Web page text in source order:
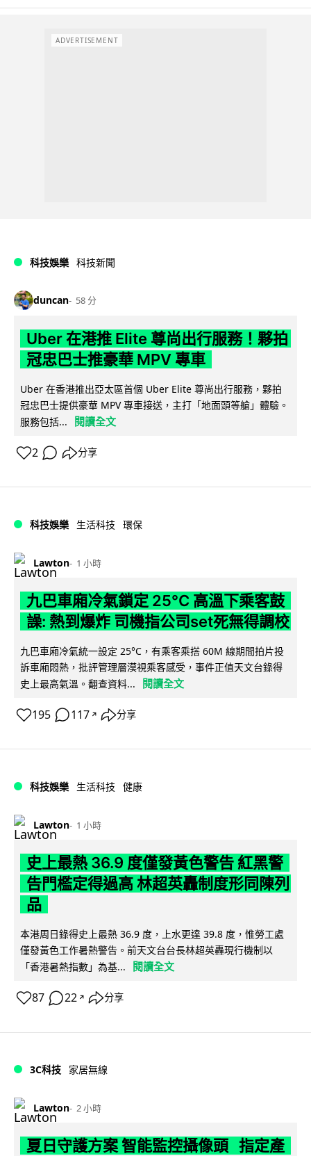
ADVERTISEMENT
科技娛樂 科技新聞
duncan 58 分
Uber 在港推 Elite 尊尚出行服務！夥拍
冠忠巴士推豪華 MPV 專車
Uber 在香港推出亞太區首個 Uber Elite 尊尚出行服務，夥拍
冠忠巴士提供豪華 MPV 專車接送，主打「地面頭等艙」體驗。
服務包括...
閱讀全文
2 分享
科技娛樂 生活科技 環保
Lawton 1 小時
九巴車廂冷氣鎖定 25°C 高溫下乘客鼓
譟: 熱到爆炸 司機指公司set死無得調校
九巴車廂冷氣統一設定 25°C，有乘客乘搭 60M 線期間拍片投
訴車廂悶熱，批評管理層漠視乘客感受，事件正值天文台錄得
史上最高氣溫。翻查資料...
閱讀全文
195 117 ↗ 分享
科技娛樂 生活科技 健康
Lawton 1 小時
史上最熱 36.9 度僅發黃色警告 紅黑警
告門檻定得過高 林超英轟制度形同陳列
品
本港周日錄得史上最熱 36.9 度，上水更達 39.8 度，惟勞工處
僅發黃色工作暑熱警告。前天文台台長林超英轟現行機制以
「香港暑熱指數」為基...
閱讀全文
87 22 ↗ 分享
3C科技 家居無線
Lawton 2 小時
夏日守護方案 智能監控攝像頭 指定產